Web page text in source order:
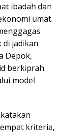
ibadah dan
umat.
di jadikan
Depok,
berkiprah
model
kriteria,